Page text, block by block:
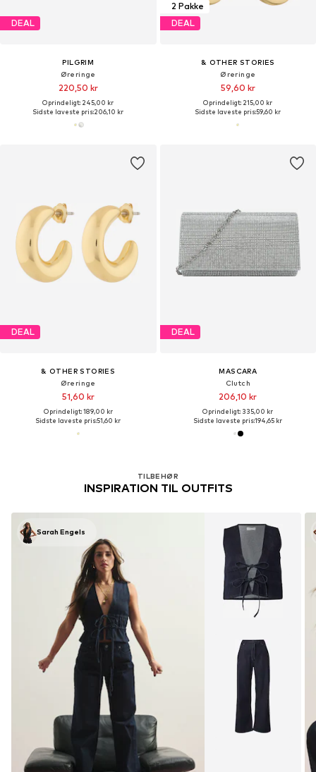
DEAL
PILGRIM
Øreringe
220,50 kr
Oprindeligt: 245,00 kr
Sidste laveste pris:206,10 kr
2 Pakke
DEAL
& OTHER STORIES
Øreringe
59,60 kr
Oprindeligt: 215,00 kr
Sidste laveste pris:59,60 kr
DEAL
& OTHER STORIES
Øreringe
51,60 kr
Oprindeligt: 189,00 kr
Sidste laveste pris:51,60 kr
DEAL
MASCARA
Clutch
206,10 kr
Oprindeligt: 335,00 kr
Sidste laveste pris:194,65 kr
TILBEHØR
INSPIRATION TIL OUTFITS
Sarah Engels